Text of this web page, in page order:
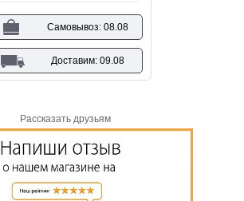
Самовывоз: 08.08
Доставим: 09.08
Рассказать друзьям